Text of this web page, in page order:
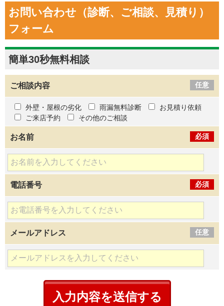
お問い合わせ（診断、ご相談、見積り）
フォーム
簡単30秒無料相談
任意
ご相談内容
外壁・屋根の劣化 雨漏無料診断
お見積り依頼
ご来店予約
その他のご相談
必須
お名前
必須
電話番号
任意
メールアドレス